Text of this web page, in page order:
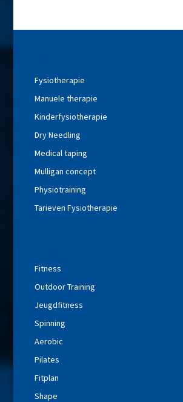
Fysiotherapie
Manuele therapie
Kinderfysiotherapie
Dry Needling
Medical taping
Mulligan concept
Physiotraining
Tarieven Fysiotherapie
Fitness
Outdoor Training
Jeugdfitness
Spinning
Aerobic
Pilates
Fitplan
Shape